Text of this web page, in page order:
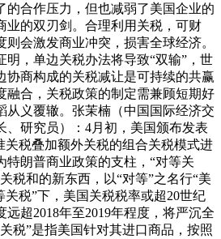
的合作压力，但也减弱了美国企业的
业的双刃剑。合理利用关税，可财
会激发商业冲突，损害全球经济。
明，单边关税办法将导致“双输”，世
协商构成的关税减让是可持续的共赢
融合，关税政策的制定需兼顾短期好
从义覆辙。张茉楠（中国国际经济交
、研究员）：4月初，美国颁布发表
关税叠加额外关税的组合关税模式进
特朗普商业政策的支柱，“对等关
税和的新东西，以“对等”之名行“美
关税”下，美国关税税率或超20世纪
远超2018年至2019年程度，将严沉全
税”是指美国针对其进口商品，按照